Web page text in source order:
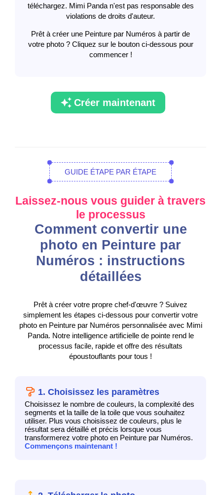
téléchargez. Mimi Panda n'est pas responsable des
violations de droits d'auteur.
Prêt à créer une Peinture par Numéros à partir de
votre photo ? Cliquez sur le bouton ci-dessous pour
commencer !
Créer maintenant
GUIDE ÉTAPE PAR ÉTAPE
Laissez-nous vous guider à travers
le processus
Comment convertir une
photo en Peinture par
Numéros : instructions
détaillées
Prêt à créer votre propre chef-d'œuvre ? Suivez
simplement les étapes ci-dessous pour convertir votre
photo en Peinture par Numéros personnalisée avec Mimi
Panda. Notre intelligence artificielle de pointe rend le
processus facile, rapide et offre des résultats
époustouflants pour tous !
1. Choisissez les paramètres
Choisissez le nombre de couleurs, la complexité des
segments et la taille de la toile que vous souhaitez
utiliser. Plus vous choisissez de couleurs, plus le
résultat sera détaillé et précis lorsque vous
transformerez votre photo en Peinture par Numéros.
Commençons maintenant !